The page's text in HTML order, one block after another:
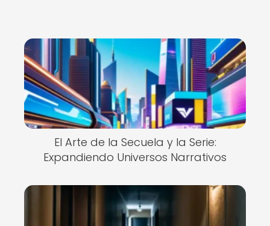
El Arte de la Secuela y la Serie:
Expandiendo Universos Narrativos